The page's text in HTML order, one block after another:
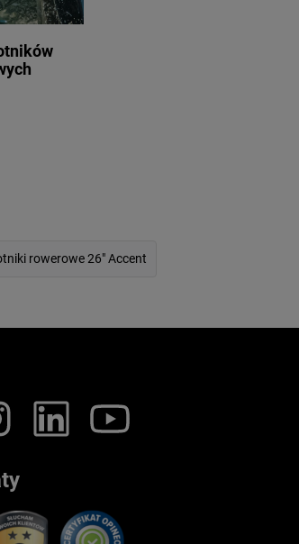
rowerowe 26" Accent